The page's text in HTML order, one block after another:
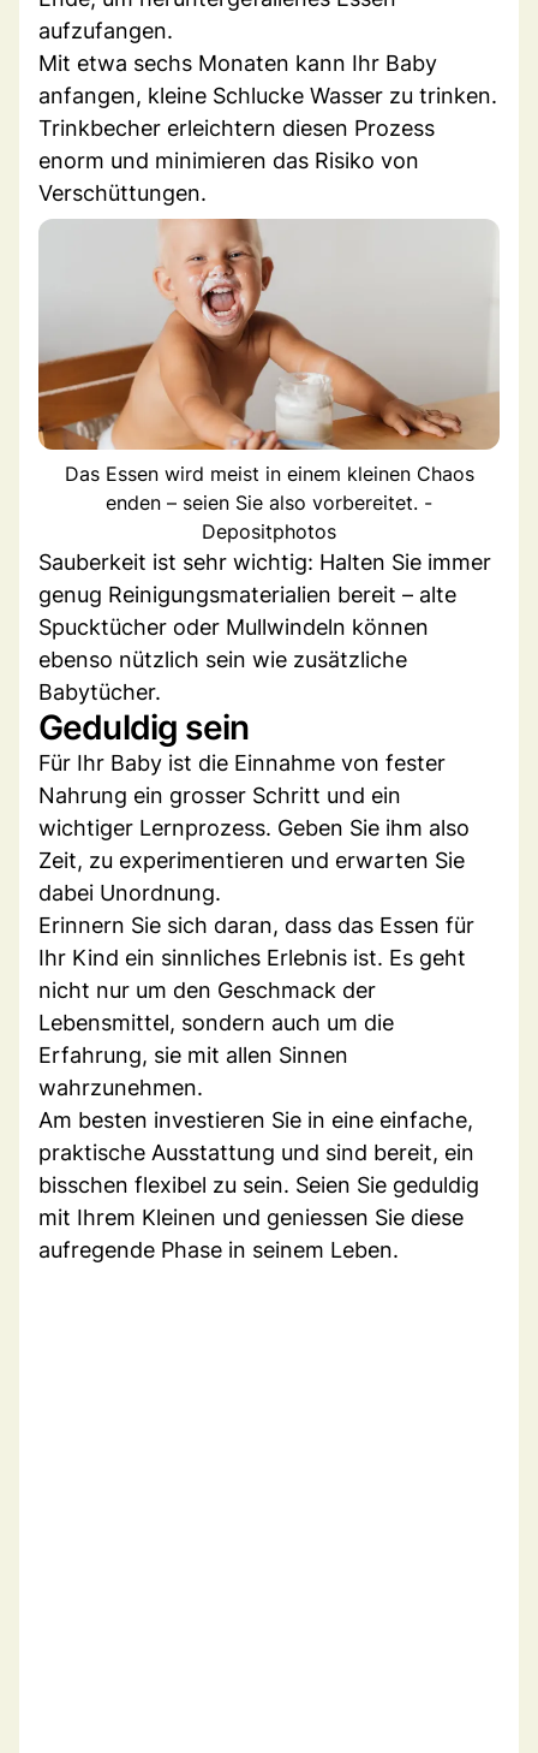
aufzufangen.
Mit etwa sechs Monaten kann Ihr Baby
anfangen, kleine Schlucke Wasser zu trinken.
Trinkbecher erleichtern diesen Prozess
enorm und minimieren das Risiko von
Verschüttungen.
Das Essen wird meist in einem kleinen Chaos
enden – seien Sie also vorbereitet. -
Depositphotos
Sauberkeit ist sehr wichtig: Halten Sie immer
genug Reinigungsmaterialien bereit – alte
Spucktücher oder Mullwindeln können
ebenso nützlich sein wie zusätzliche
Babytücher.
Geduldig sein
Für Ihr Baby ist die Einnahme von fester
Nahrung ein grosser Schritt und ein
wichtiger Lernprozess. Geben Sie ihm also
Zeit, zu experimentieren und erwarten Sie
dabei Unordnung.
Erinnern Sie sich daran, dass das Essen für
Ihr Kind ein sinnliches Erlebnis ist. Es geht
nicht nur um den Geschmack der
Lebensmittel, sondern auch um die
Erfahrung, sie mit allen Sinnen
wahrzunehmen.
Am besten investieren Sie in eine einfache,
praktische Ausstattung und sind bereit, ein
bisschen flexibel zu sein. Seien Sie geduldig
mit Ihrem Kleinen und geniessen Sie diese
aufregende Phase in seinem Leben.